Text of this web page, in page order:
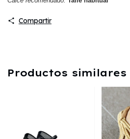
Compartir
Productos similares